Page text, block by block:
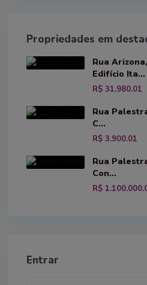
Propriedades em
Rua
Edifício Ita...
R$ 31.980.01
Rua
C...
R$ 3.900.01
Rua
Con...
R$
Entrar